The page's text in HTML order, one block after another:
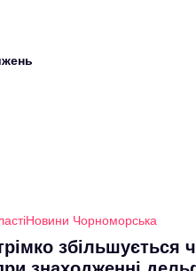
Новини Чорноморська
збільшується